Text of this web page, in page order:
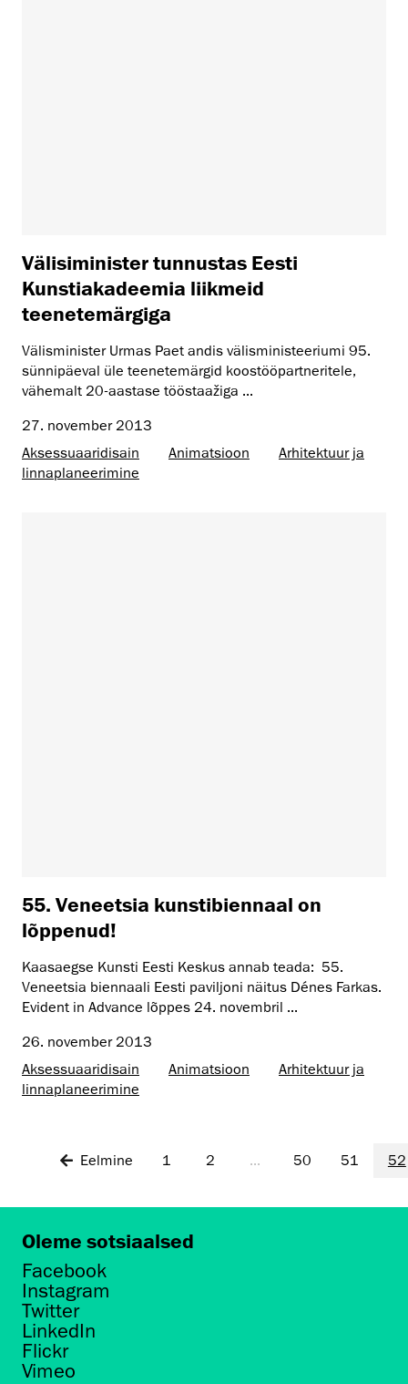
Välisiminister tunnustas Eesti
Kunstiakadeemia liikmeid
teenetemärgiga
Välisminister Urmas Paet andis välisministeeriumi 95.
sünnipäeval üle teenetemärgid koostööpartneritele,
vähemalt 20-aastase tööstaažiga ...
27. november 2013
Aksessuaaridisain
Animatsioon
Arhitektuur ja
linnaplaneerimine
55. Veneetsia kunstibiennaal on
lõppenud!
Kaasaegse Kunsti Eesti Keskus annab teada: 55.
Veneetsia biennaali Eesti paviljoni näitus Dénes Farkas.
Evident in Advance lõppes 24. novembril ...
26. november 2013
Aksessuaaridisain
Animatsioon
Arhitektuur ja
linnaplaneerimine
Eelmine 1 2 ... 50 51 52
Oleme sotsiaalsed
Facebook
Instagram
Twitter
LinkedIn
Flickr
Vimeo